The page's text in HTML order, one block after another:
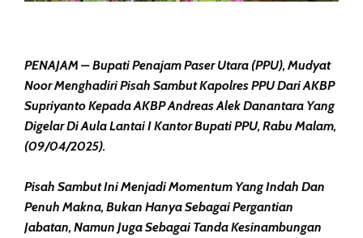
PENAJAM – Bupati Penajam Paser Utara (PPU), Mudyat
Noor Menghadiri Pisah Sambut Kapolres PPU Dari AKBP
Supriyanto Kepada AKBP Andreas Alek Danantara Yang
Digelar Di Aula Lantai I Kantor Bupati PPU, Rabu Malam,
(09/04/2025).
Pisah Sambut Ini Menjadi Momentum Yang Indah Dan
Penuh Makna, Bukan Hanya Sebagai Pergantian
Jabatan, Namun Juga Sebagai Tanda Kesinambungan